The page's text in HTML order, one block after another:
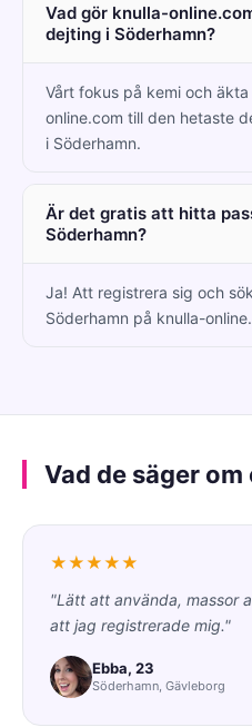
Vad gör knulla-
dejting i Söderhamn?
Vårt fokus på kemi och
online.com till den hetaste
i Söderhamn.
Är det gratis att hitta
Söderhamn?
Ja! Att registrera sig och
Söderhamn på knulla-
Vad de säger om
★★★★★
"Lätt att använda, massor
att jag registrerade mig."
Ebba, 23
Söderhamn, Gävleborg